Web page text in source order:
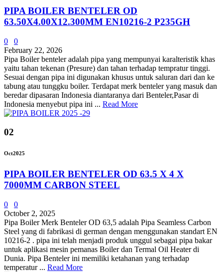
PIPA BOILER BENTELER OD
63.50X4.00X12.300MM EN10216-2 P235GH
0
0
February 22, 2026
Pipa Boiler benteler adalah pipa yang mempunyai karalteristik khas
yaitu tahan tekenan (Presure) dan tahan terhadap tempratur tinggi.
Sesuai dengan pipa ini digunakan khusus untuk saluran dari dan ke
tabung atau tunggku boiler. Terdapat merk benteler yang masuk dan
beredar dipasaran Indonesia diantaranya dari Benteler,Pasar di
Indonesia menyebut pipa ini ... Read More
02
Oct2025
PIPA BOILER BENTELER OD 63.5 X 4 X
7000MM CARBON STEEL
0
0
October 2, 2025
Pipa Boiler Merk Benteler OD 63,5 adalah Pipa Seamless Carbon
Steel yang di fabrikasi di german dengan menggunakan standart EN
10216-2 . pipa ini telah menjadi produk unggul sebagai pipa bakar
untuk aplikasi mesin pemanas Boiler dan Termal Oil Heater di
Dunia. Pipa Benteler ini memiliki ketahanan yang terhadap
temperatur ... Read More